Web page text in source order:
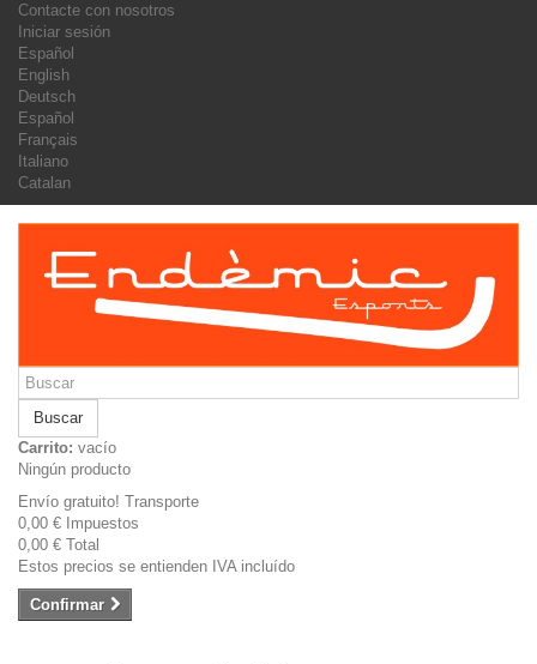
Contacte con nosotros
Iniciar sesión
Español
English
Deutsch
Español
Français
Italiano
Catalan
Buscar
Carrito: vacío
Ningún producto
Envío gratuito! Transporte
0,00 € Impuestos
0,00 € Total
Estos precios se entienden IVA incluído
Confirmar